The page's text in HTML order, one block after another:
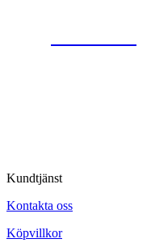
Kundtjänst
Kontakta oss
Köpvillkor